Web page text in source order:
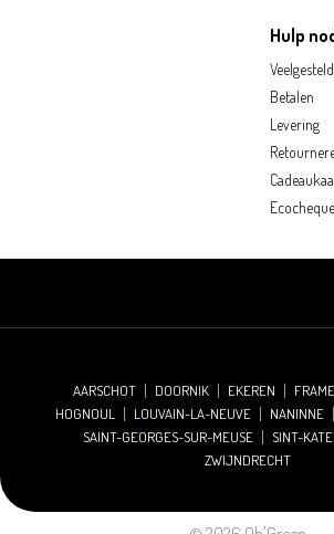
Hulp
Betalen
Levering
AARSCHOT DOORNIK EKEREN
HOGNOUL
LOUVAIN-LA-NEUVE NANINNE
SAINT-GEORGES-SUR-MEUSE
SINT-
ZWIJNDRECHT